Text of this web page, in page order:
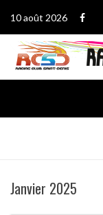
contenu
10 août 2026
Janvier 2025